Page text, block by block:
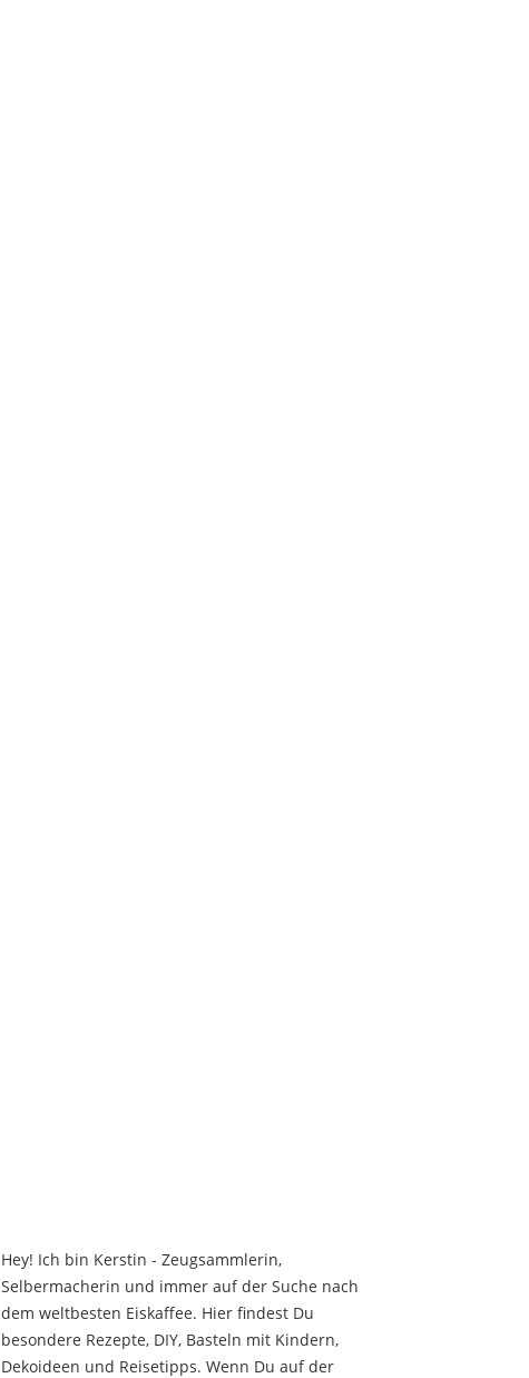
Hey! Ich bin Kerstin - Zeugsammlerin,
Selbermacherin und immer auf der Suche nach
dem weltbesten Eiskaffee. Hier findest Du
besondere Rezepte, DIY, Basteln mit Kindern,
Dekoideen und Reisetipps. Wenn Du auf der